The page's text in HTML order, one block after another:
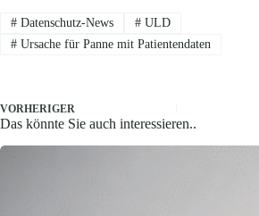
#Datenschutz-News #ULD
#Ursache für Panne mit Patientendaten
VORHERIGER
Das könnte Sie auch interessieren..